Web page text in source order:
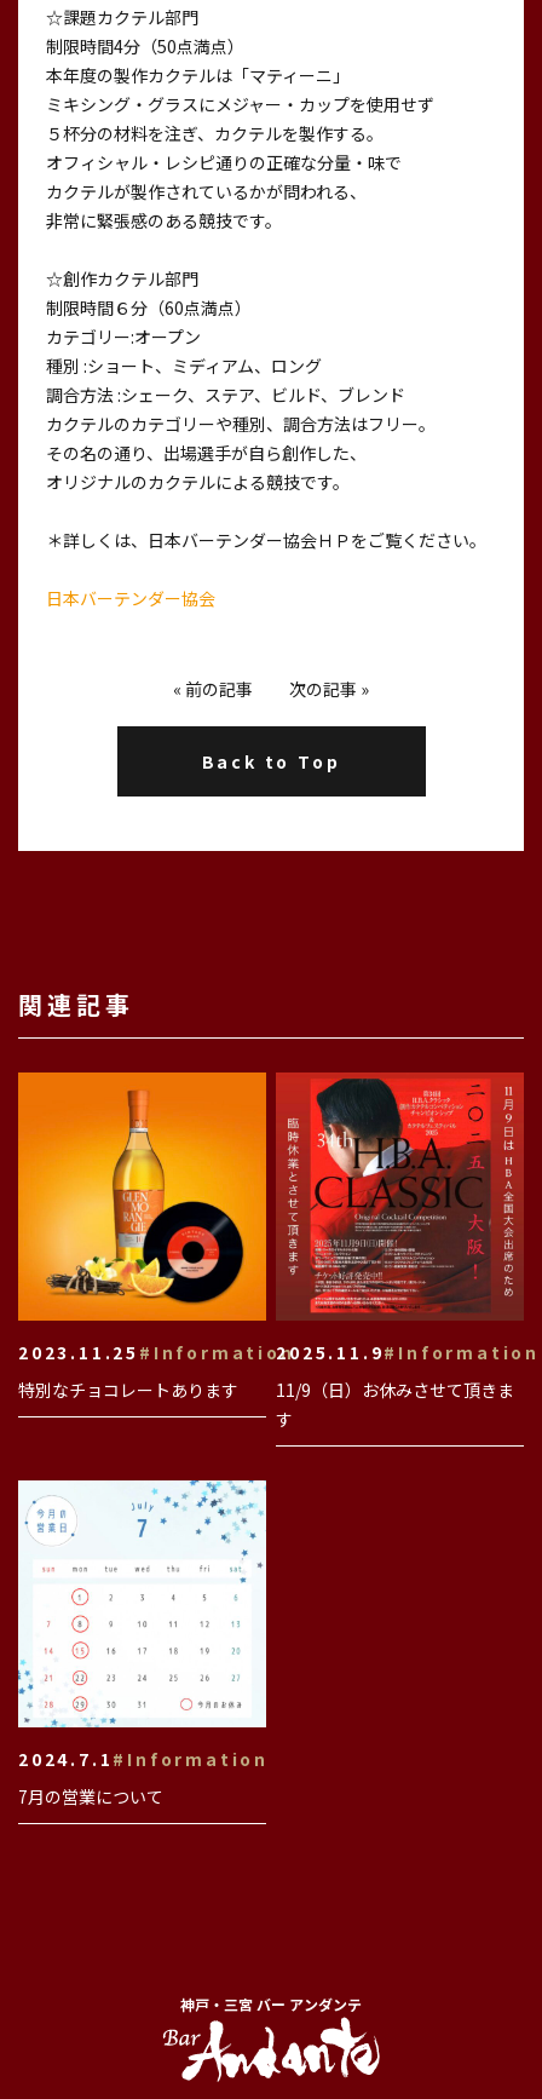
☆課題カクテル部門
制限時間4分（50点満点）
本年度の製作カクテルは「マティーニ」
ミキシング・グラスにメジャー・カップを使用せず
５杯分の材料を注ぎ、カクテルを製作する。
オフィシャル・レシピ通りの正確な分量・味で
カクテルが製作されているかが問われる、
非常に緊張感のある競技です。
☆創作カクテル部門
制限時間６分（60点満点）
カテゴリー:オープン
種別 :ショート、ミディアム、ロング
調合方法 :シェーク、ステア、ビルド、ブレンド
カクテルのカテゴリーや種別、調合方法はフリー。
その名の通り、出場選手が自ら創作した、
オリジナルのカクテルによる競技です。
＊詳しくは、日本バーテンダー協会ＨＰをご覧ください。
日本バーテンダー協会
« 前の記事 次の記事 »
Back to Top
関連記事
2023.11.25 #Information
特別なチョコレートあります
2025.11.9#Information
11/9（日）お休みさせて頂きま
す
2024.7.1 #Information
7月の営業について
神戸・三宮 バー アンダンテ